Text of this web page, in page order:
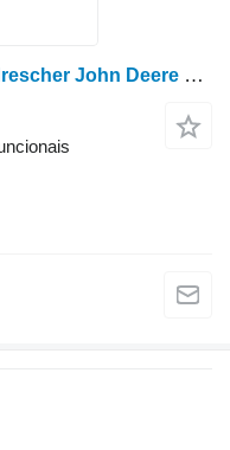
Untere Getreidewanne für Mähdrescher John Deere 9400, 9410, 9450, 9500, 9500SH, 9510, 9510SH, 9550, 9550SH, 9560 Passend